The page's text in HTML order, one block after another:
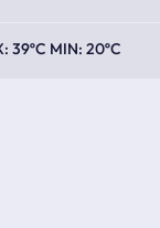
39ºC 20ºC